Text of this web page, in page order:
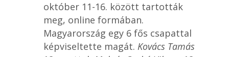
október 11-16. között tartották
meg, online formában.
Magyarország egy 6 fős csapattal
képviseltette magát. Kovács Tamás